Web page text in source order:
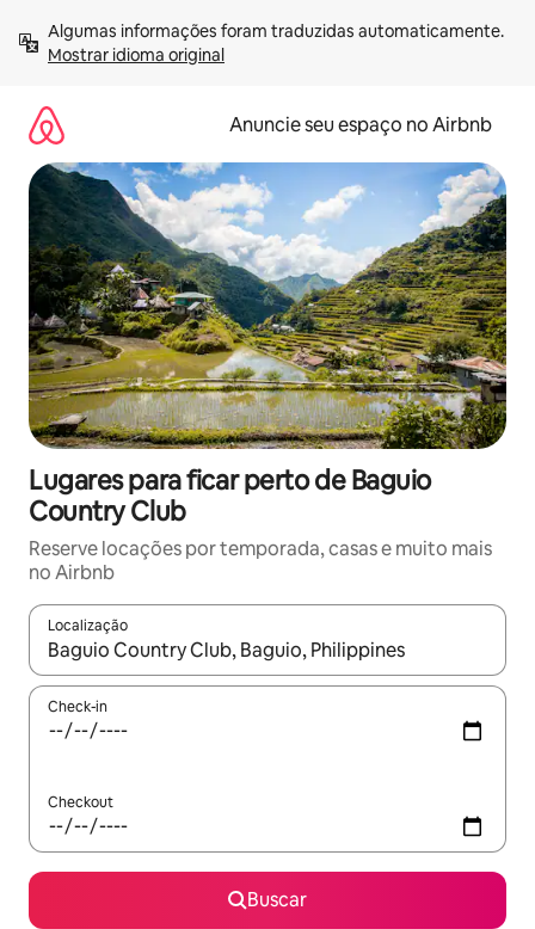
para
Mostrar idioma original
Anuncie seu espaço no Airbnb
Lugares para ficar perto de Baguio
Country Club
Reserve locações por temporada, casas e muito mais
no Airbnb
Localização
Quando os resultados estiverem disponíveis, explore-os
Check-in
Checkout
Buscar